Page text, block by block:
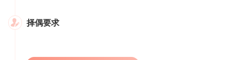
 择偶要求